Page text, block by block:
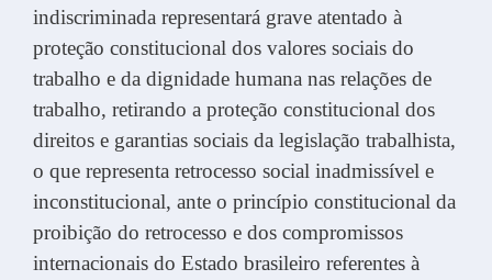
indiscriminada representará grave atentado à
proteção constitucional dos valores sociais do
trabalho e da dignidade humana nas relações de
trabalho, retirando a proteção constitucional dos
direitos e garantias sociais da legislação trabalhista,
o que representa retrocesso social inadmissível e
inconstitucional, ante o princípio constitucional da
proibição do retrocesso e dos compromissos
internacionais do Estado brasileiro referentes à